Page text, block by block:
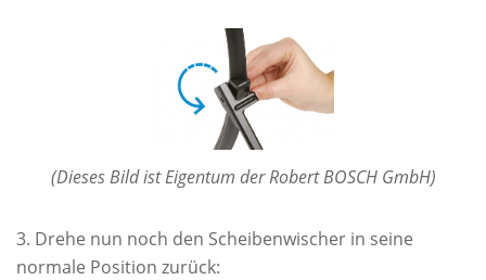
(Dieses Bild ist Eigentum der Robert BOSCH GmbH)
Drehe nun noch den Scheibenwischer in seine
normale Position zurück: